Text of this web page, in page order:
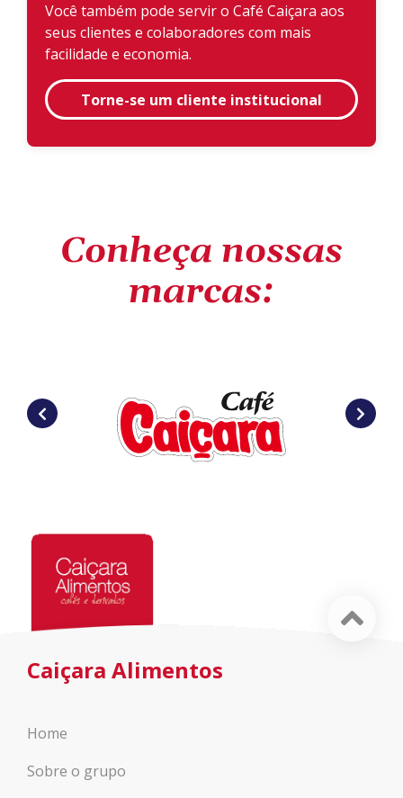
Você também pode servir o Café Caiçara aos
seus clientes e colaboradores com mais
facilidade e economia.
Torne-se um cliente institucional
Conheça nossas
marcas:
Caiçara Alimentos
Home
Sobre o grupo